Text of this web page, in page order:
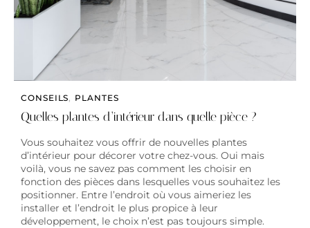
CONSEILS, PLANTES
Quelles plantes d’intérieur dans quelle pièce ?
Vous souhaitez vous offrir de nouvelles plantes
d’intérieur pour décorer votre chez-vous. Oui mais
voilà, vous ne savez pas comment les choisir en
fonction des pièces dans lesquelles vous souhaitez les
positionner. Entre l’endroit où vous aimeriez les
installer et l’endroit le plus propice à leur
développement, le choix n’est pas toujours simple.